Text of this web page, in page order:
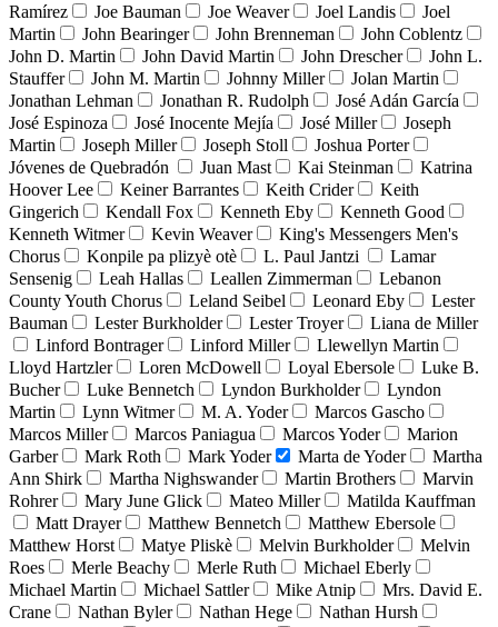
Ramírez
Joe Bauman Joe Weaver Joel Landis
Joel
Martin
John Bearinger John Brenneman
John Coblentz
John D. Martin
John David Martin John Drescher
John L.
Stauffer
John M. Martin Johnny Miller
Jolan Martin
Jonathan Lehman
Jonathan R. Rudolph
José Adán García
José Espinoza
José Inocente Mejía José Miller
Joseph
Martin
Joseph Miller Joseph Stoll
Joshua Porter
Jóvenes de Quebradón
Juan Mast Kai Steinman
Katrina
Hoover Lee
Keiner Barrantes Keith Crider
Keith
Gingerich
Kendall Fox Kenneth Eby
Kenneth Good
Kenneth Witmer
Kevin Weaver
King's Messengers Men's
Chorus
Konpile pa plizyè otè L. Paul Jantzi
Lamar
Sensenig
Leah Hallas Leallen Zimmerman
Lebanon
County Youth Chorus
Leland Seibel Leonard Eby
Lester
Bauman
Lester Burkholder Lester Troyer
Liana de Miller
Linford Bontrager
Linford Miller
Llewellyn Martin
Lloyd Hartzler
Loren McDowell Loyal Ebersole
Luke B.
Bucher
Luke Bennetch Lyndon Burkholder
Lyndon
Martin
Lynn Witmer M. A. Yoder
Marcos Gascho
Marcos Miller
Marcos Paniagua Marcos Yoder
Marion
Garber
Mark Roth Mark Yoder Marta de Yoder
Martha
Ann Shirk
Martha Nighswander Martin Brothers
Marvin
Rohrer
Mary June Glick Mateo Miller
Matilda Kauffman
Matt Drayer
Matthew Bennetch
Matthew Ebersole
Matthew Horst
Matye Pliskè Melvin Burkholder
Melvin
Roes
Merle Beachy Merle Ruth
Michael Eberly
Michael Martin
Michael Sattler Mike Atnip
Mrs. David E.
Crane
Nathan Byler Nathan Hege
Nathan Hursh